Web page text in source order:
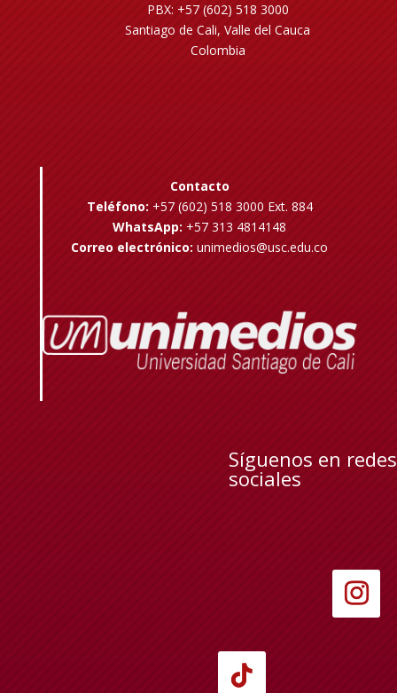
PBX: +57 (602) 518 3000
Santiago de Cali, Valle del Cauca
Colombia
Contacto
Teléfono: +57 (602) 518 3000 Ext. 884
WhatsApp: +57 313 4814148
Correo electrónico: unimedios@usc.edu.co
Síguenos en redes
sociales